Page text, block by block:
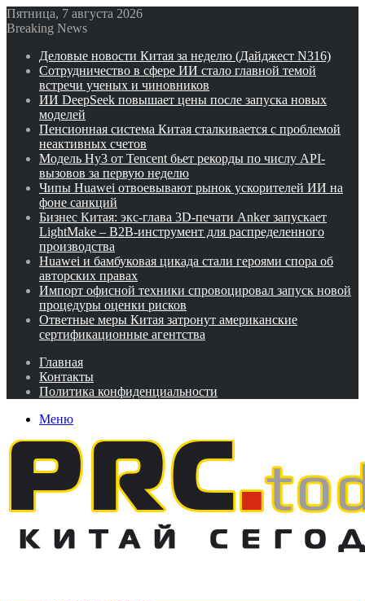
Пятница, 7 августа 2026
Breaking News
Деловые новости Китая за неделю (Дайджест N316)
Сотрудничество в сфере ИИ стало главной темой
встречи ученых и чиновников
ИИ DeepSeek повышает цены после запуска новых
моделей
Пенсионная система Китая сталкивается с проблемой
неактивных счетов
Модель Hy3 от Tencent бьет рекорды по числу API-
вызовов за первую неделю
Чипы Huawei отвоевывают рынок ускорителей ИИ на
фоне санкций
Бизнес Китая: экс-глава 3D-печати Anker запускает
LightMake – B2B-инструмент для распределенного
производства
Huawei и бамбуковая цикада стали героями спора об
авторских правах
Импорт офисной техники спровоцировал запуск новой
процедуры оценки рисков
Ответные меры Китая затронут американские
сертификационные агентства
Главная
Контакты
Политика конфиденциальности
Меню